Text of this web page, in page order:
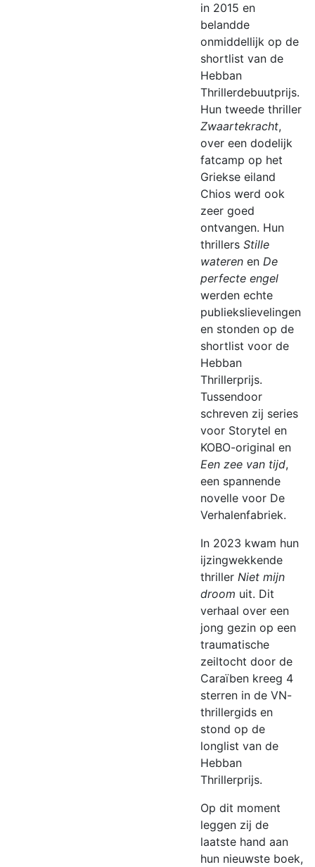
in 2015 en
belandde
onmiddellijk op de
shortlist van de
Hebban
Thrillerdebuutprijs.
Hun tweede thriller
Zwaartekracht,
over een dodelijk
fatcamp op het
Griekse eiland
Chios werd ook
zeer goed
ontvangen. Hun
thrillers Stille
wateren en De
perfecte engel
werden echte
publiekslievelingen
en stonden op de
shortlist voor de
Hebban
Thrillerprijs.
Tussendoor
schreven zij series
voor Storytel en
KOBO-original en
Een zee van tijd,
een spannende
novelle voor De
Verhalenfabriek.
In 2023 kwam hun
ijzingwekkende
thriller Niet mijn
droom uit. Dit
verhaal over een
jong gezin op een
traumatische
zeiltocht door de
Caraïben kreeg 4
sterren in de VN-
thrillergids en
stond op de
longlist van de
Hebban
Thrillerprijs.
Op dit moment
leggen zij de
laatste hand aan
hun nieuwste boek,